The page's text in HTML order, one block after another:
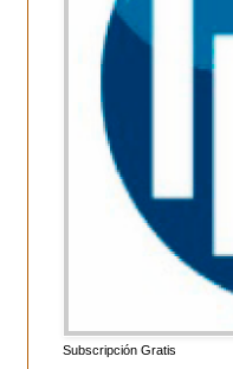
Subscripción Gratis